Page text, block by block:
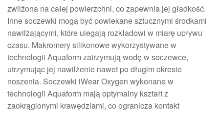
zwilżona na całej powierzchni, co zapewnia jej gładkość.
Inne soczewki mogą być powlekane sztucznymi środkami
nawilżającymi, które ulegają rozkładowi w miarę upływu
czasu. Makromery silikonowe wykorzystywane w
technologii Aquaform zatrzymują wodę w soczewce,
utrzymując jej nawilżenie nawet po długim okresie
noszenia. Soczewki iWear Oxygen wykonane w
technologii Aquaform mają optymalny kształt z
zaokrąglonymi krawędziami, co ogranicza kontakt